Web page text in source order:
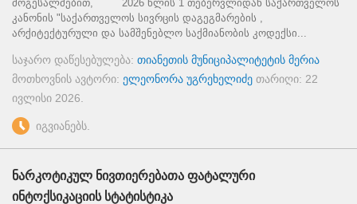
მოგესალმებით, 2026 წლის 1 თებერვლიდან საქართველოს
კანონის "საქართველოს სივრცის დაგეგმარების ,
არქიტექტურული და სამშენებლო საქმიანობის კოდექსი...
საჯარო დაწესებულება: თიანეთის მუნიციპალიტეტის მერია
მოთხოვნის ავტორი: ელეონორა უგრეხელიძე თარიღი: 22
ივლისი 2026
იგვიანებს.
ნარკოტიკულ ნივთიერებათა ფატალური
ინტოქსიკაციის სტატისტიკა